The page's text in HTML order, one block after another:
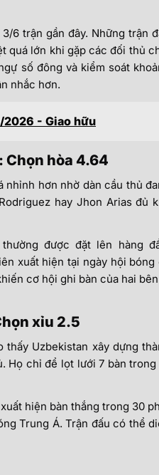
6 trận gần đây. Những trận
quá lớn khi gặp các đối thủ
số đông và kiểm soát
nhắc hơn.
- Giao hữu
Chọn hòa 4.64
nhỉnh hơn nhờ dàn cầu thủ
hay Jhon Arias đủ
được đặt lên hàng
xuất hiện tại ngày hội bóng
cơ hội ghi bàn của hai
xỉu 2.5
Uzbekistan xây dựng
Họ chỉ để lọt lưới 7 bàn trong
hiện bàn thắng trong 30
Trung Á. Trận đấu có thể